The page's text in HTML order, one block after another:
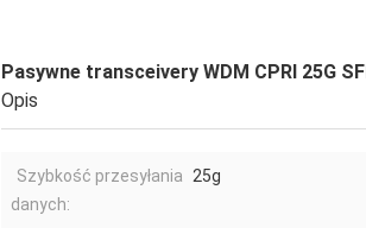
Pasywne transceivery WDM CPRI 25G
Opis
Szybkość przesyłania
danych:
25g